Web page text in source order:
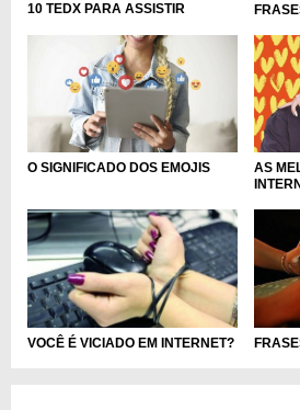
10 TEDX PARA ASSISTIR
O SIGNIFICADO DOS EMOJIS
AS
VOCÊ É VICIADO EM INTERNET?